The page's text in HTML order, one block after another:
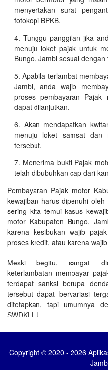
menyertakan surat
fotokopi BPKB.
Tunggu panggilan jika
menuju loket pajak untuk
Bungo, Jambi sesuai
Apabila terlambat
Jambi, anda wajib
proses pembayaran Pajak
dapat dilanjutkan.
Akan mendapatkan
menuju loket samsat dan
tersebut.
Menerima bukti Pajak
telah dibubuhkan cap dari
Pembayaran Pajak motor
kewajiban harus dipenuhi
sering kita temui kasus
motor Kabupaten Bungo,
karena kesibukan wajib
proses kredit, atau karena
Meski begitu, sangat
keterlambatan membayar
terdapat sanksi berupa
tersebut dapat bervariasi
ditetapkan, tapi umumnya
SWDKLLJ.
Copyright © 2020 - 2026